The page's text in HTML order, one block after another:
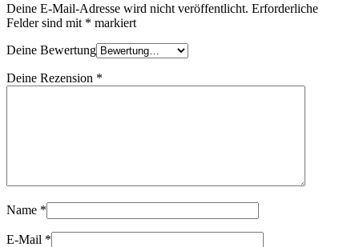
Deine E-Mail-Adresse wird nicht veröffentlicht. Erforderliche
Felder sind mit * markiert
Deine Bewertung
Deine Rezension *
Name *
E-Mail *